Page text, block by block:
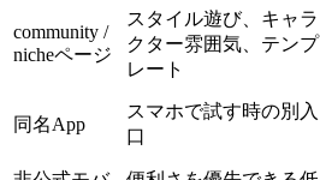
community /
nicheページ
スタイル遊び、キャラ
クター雰囲気、テンプ
レート
同名App
スマホで試す時の別入
口